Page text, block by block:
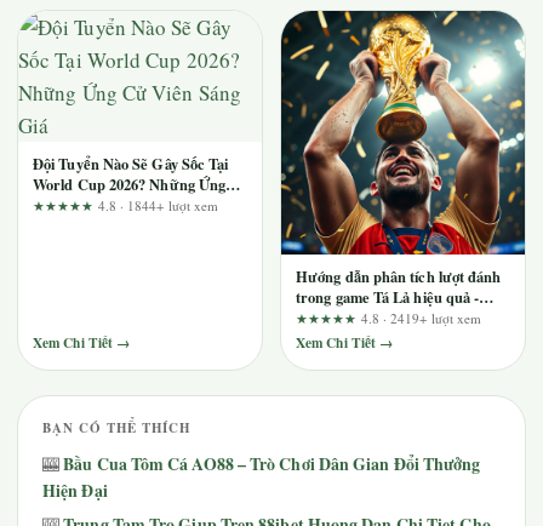
Đội Tuyển Nào Sẽ Gây Sốc Tại
World Cup 2026? Những Ứng
Cử Viên Sáng Giá
★★★★★ 4.8 · 1844+ lượt xem
Xem Chi Tiết →
Hướng dẫn phân tích lượt đánh
trong game Tá Lả hiệu quả -
Kinh nghiệm từ tay chơi 10 năm
★★★★★ 4.8 · 2419+ lượt xem
Xem Chi Tiết →
BẠN CÓ THỂ THÍCH
🎰Bầu Cua Tôm Cá AO88 – Trò Chơi Dân Gian Đổi Thưởng
Hiện Đại